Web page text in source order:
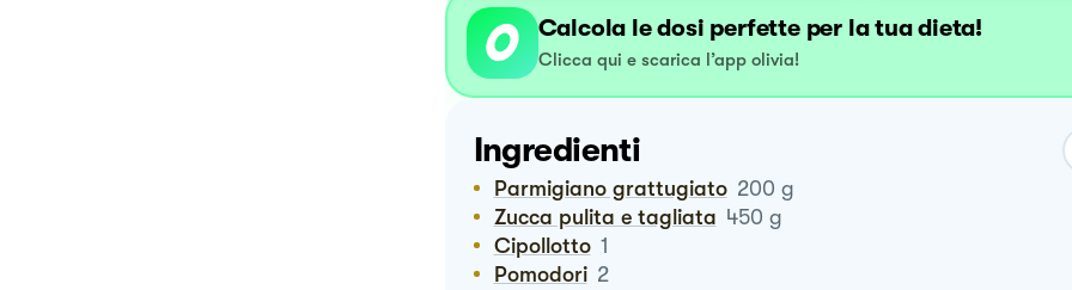
Calcola le dosi perfette per la tua dieta!
Clicca qui e scarica l’app olivia!
Ingredienti
Parmigiano grattugiato 200 g
Zucca pulita e tagliata 450 g
Cipollotto 1
Pomodori 2